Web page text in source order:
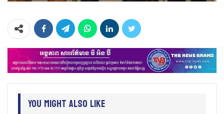
You Might Also Like